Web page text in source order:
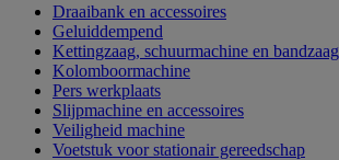
Draaibank en accessoires
Geluiddempend
Kettingzaag, schuurmachine en bandzaag
Kolomboormachine
Pers werkplaats
Slijpmachine en accessoires
Veiligheid machine
Voetstuk voor stationair gereedschap